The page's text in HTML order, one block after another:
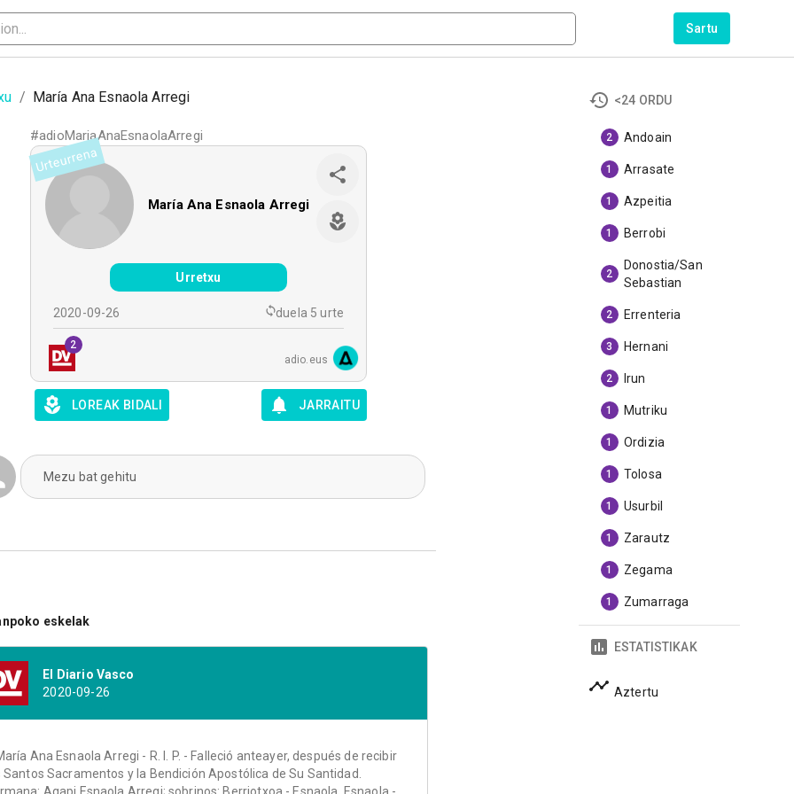
Sartu
/ María Ana Esnaola Arregi
#adioMariaAnaEsnaolaArregi
Urteurrena
María Ana Esnaola Arregi
Urretxu
2020-09-26 duela 5 urte
2
adio.eus
LOREAK BIDALI JARRAITU
Mezu bat gehitu
eskelak
El Diario Vasco
2020-09-26
Ana Esnaola Arregi - R. I. P. - Falleció anteayer, después de recibir
Santos Sacramentos y la Bendición Apostólica de Su Santidad.
<24 ORDU
2 Andoain
1 Arrasate
1 Azpeitia
1 Berrobi
2
Donostia/San
Sebastian
2 Errenteria
3 Hernani
2 Irun
1 Mutriku
1 Ordizia
1 Tolosa
1 Usurbil
1 Zarautz
1 Zegama
1 Zumarraga
ESTATISTIKAK
Aztertu